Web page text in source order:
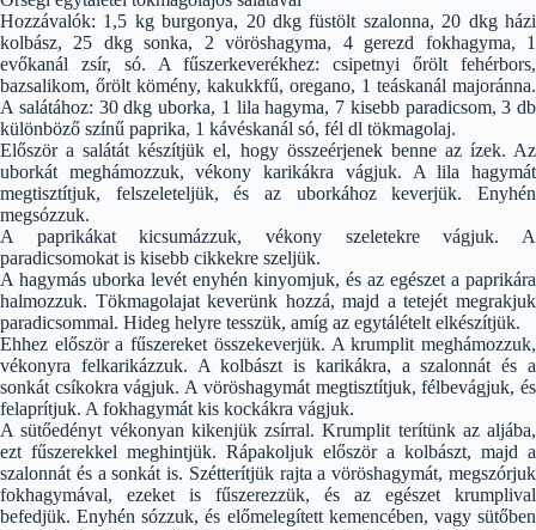
Hozzávalók: 1,5 kg burgonya, 20 dkg füstölt szalonna, 20 dkg házi
kolbász, 25 dkg sonka, 2 vöröshagyma, 4 gerezd fokhagyma, 1
evőkanál zsír, só. A fűszerkeverékhez: csipetnyi őrölt fehérbors,
bazsalikom, őrölt kömény, kakukkfű, oregano, 1 teáskanál majoránna.
A salátához: 30 dkg uborka, 1 lila hagyma, 7 kisebb paradicsom, 3 db
különböző színű paprika, 1 kávéskanál só, fél dl tökmagolaj.
Először a salátát készítjük el, hogy összeérjenek benne az ízek. Az
uborkát meghámozzuk, vékony karikákra vágjuk. A lila hagymát
megtisztítjuk, felszeleteljük, és az uborkához keverjük. Enyhén
megsózzuk.
A paprikákat kicsumázzuk, vékony szeletekre vágjuk. A
paradicsomokat is kisebb cikkekre szeljük.
A hagymás uborka levét enyhén kinyomjuk, és az egészet a paprikára
halmozzuk. Tökmagolajat keverünk hozzá, majd a tetejét megrakjuk
paradicsommal. Hideg helyre tesszük, amíg az egytálételt elkészítjük.
Ehhez először a fűszereket összekeverjük. A krumplit meghámozzuk,
vékonyra felkarikázzuk. A kolbászt is karikákra, a szalonnát és a
sonkát csíkokra vágjuk. A vöröshagymát megtisztítjuk, félbevágjuk, és
felaprítjuk. A fokhagymát kis kockákra vágjuk.
A sütőedényt vékonyan kikenjük zsírral. Krumplit terítünk az aljába,
ezt fűszerekkel meghintjük. Rápakoljuk először a kolbászt, majd a
szalonnát és a sonkát is. Szétterítjük rajta a vöröshagymát, megszórjuk
fokhagymával, ezeket is fűszerezzük, és az egészet krumplival
befedjük. Enyhén sózzuk, és előmelegített kemencében, vagy sütőben